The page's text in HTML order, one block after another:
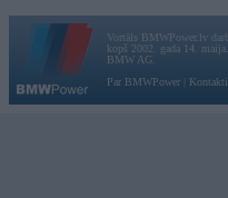
Vortāls BMWPower.lv
kopš 2002. gada 14.
BMW AG.
Par BMWPower
Kontakti